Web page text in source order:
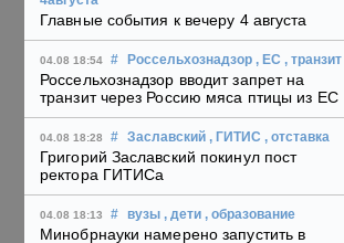
Главные события к вечеру 4 августа
04.08 18:54 # Россельхознадзор , ЕС , транзит
Россельхознадзор вводит запрет на
транзит через Россию мяса птицы из ЕС
04.08 18:28 # Заславский , ГИТИС , отставка
Григорий Заславский покинул пост
ректора ГИТИСа
04.08 18:13 # вузы , дети , образование
Минобрнауки намерено запустить в